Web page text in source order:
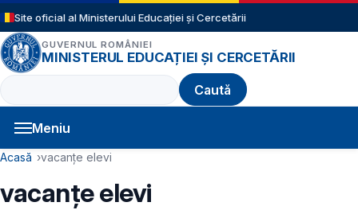
Sari la conținutul principal
Site oficial al Ministerului Educației și Cercetării
GUVERNUL ROMÂNIEI
MINISTERUL EDUCAȚIEI ȘI CERCETĂRII
Caută
Meniu
Navigație principală
Cale de navigare
Acasă vacanțe elevi
vacanțe elevi